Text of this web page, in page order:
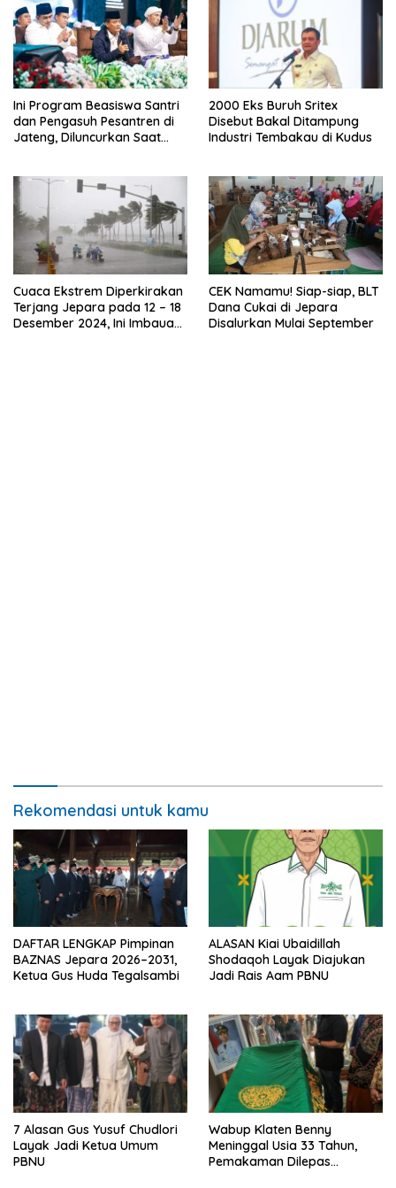
Ini Program Beasiswa Santri
dan Pengasuh Pesantren di
Jateng, Diluncurkan Saat
2000 Eks Buruh Sritex
Disebut Bakal Ditampung
Industri Tembakau di Kudus
Cuaca Ekstrem Diperkirakan
Terjang Jepara pada 12 – 18
Desember 2024, Ini Imbauan
CEK Namamu! Siap-siap, BLT
Dana Cukai di Jepara
Disalurkan Mulai September
Rekomendasi untuk kamu
DAFTAR LENGKAP Pimpinan
BAZNAS Jepara 2026–2031,
Ketua Gus Huda Tegalsambi
ALASAN Kiai Ubaidillah
Shodaqoh Layak Diajukan
Jadi Rais Aam PBNU
7 Alasan Gus Yusuf Chudlori
Layak Jadi Ketua Umum
PBNU
Wabup Klaten Benny
Meninggal Usia 33 Tahun,
Pemakaman Dilepas